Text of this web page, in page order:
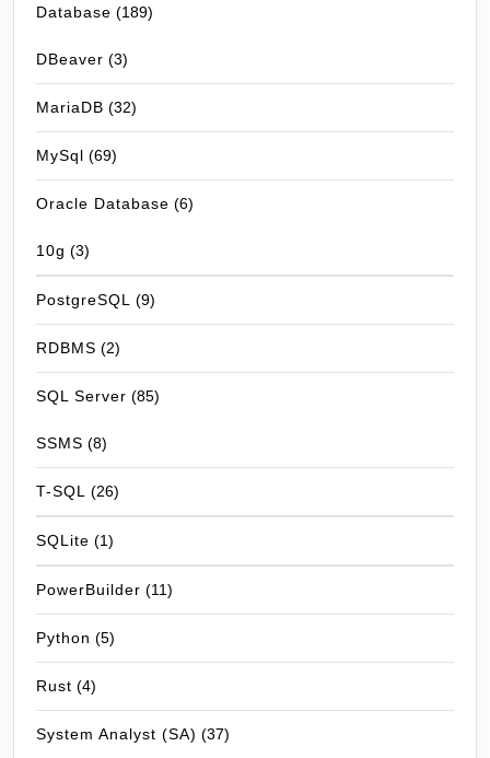
Database (189)
DBeaver (3)
MariaDB (32)
MySql (69)
Oracle Database (6)
10g (3)
PostgreSQL (9)
RDBMS (2)
SQL Server (85)
SSMS (8)
T-SQL (26)
SQLite (1)
PowerBuilder (11)
Python (5)
Rust (4)
System Analyst (SA) (37)